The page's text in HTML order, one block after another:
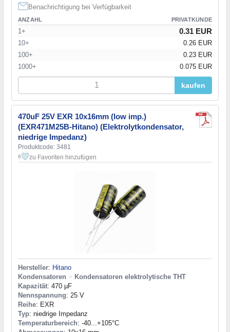
Benachrichtigung bei Verfügbarkeit
ANZAHL PRIVATKUNDE
1+ 0.31 EUR
10+
0.26 EUR
100+
0.23 EUR
1000+
0.075 EUR
kaufen
470uF 25V EXR 10x16mm (low imp.)
(EXR471M25B-Hitano) (Elektrolytkondensator,
niedrige Impedanz)
Produktcode: 3481
6 zu Favoriten hinzufügen
Hersteller: Hitano
Kondensatoren > Kondensatoren elektrolytische THT
Kapazität: 470 µF
Nennspannung: 25 V
Reihe: EXR
Typ: niedrige Impedanz
Temperaturbereich: -40...+105°C